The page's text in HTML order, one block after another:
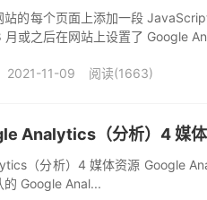
站的每个页面上添加一段
月或之后在网站上设置了 Google
2021-11-09 阅读(1663)
Analytics（分析）4 媒
（分析）4 媒体资源 Google
的 Google Anal...